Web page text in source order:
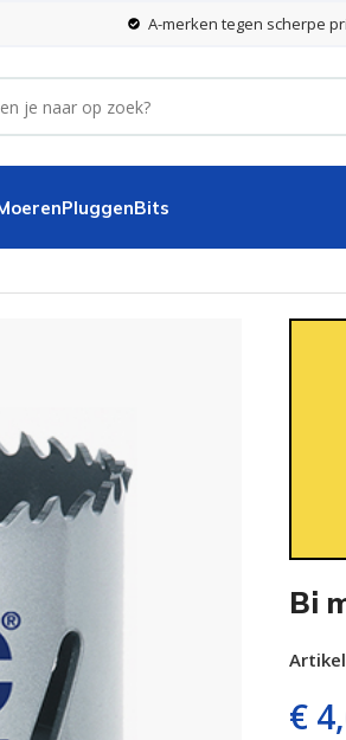
A-merken tegen scherpe
PluggenBits
Bi
€